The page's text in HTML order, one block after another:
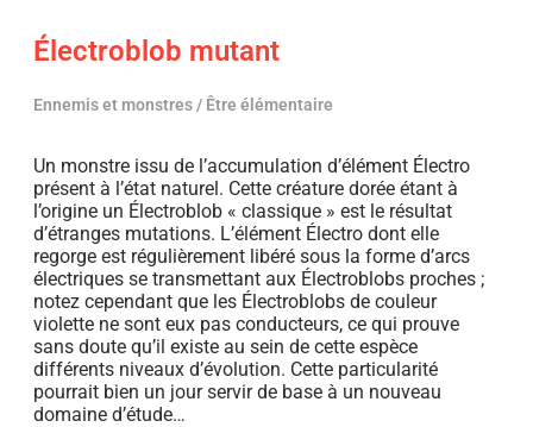
Électroblob mutant
Ennemis et monstres / Être élémentaire
Un monstre issu de l’accumulation d’élément Électro
présent à l’état naturel. Cette créature dorée étant à
l’origine un Électroblob « classique » est le résultat
d’étranges mutations. L’élément Électro dont elle
regorge est régulièrement libéré sous la forme d’arcs
électriques se transmettant aux Électroblobs proches ;
notez cependant que les Électroblobs de couleur
violette ne sont eux pas conducteurs, ce qui prouve
sans doute qu’il existe au sein de cette espèce
différents niveaux d’évolution. Cette particularité
pourrait bien un jour servir de base à un nouveau
domaine d’étude…